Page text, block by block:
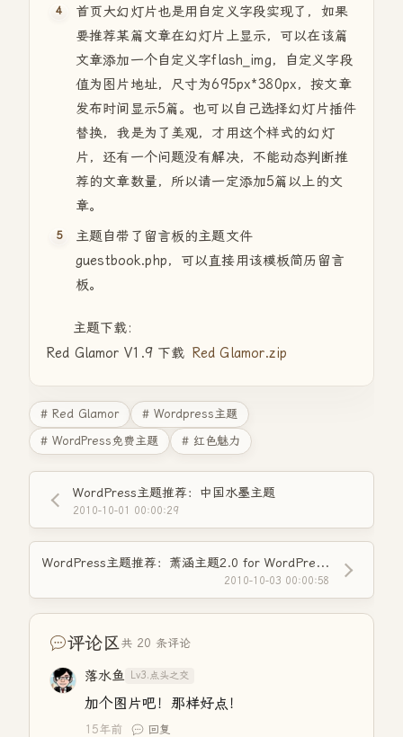
首页大幻灯片也是用自定义字段实现了，如果
要推荐某篇文章在幻灯片上显示，可以在该篇
文章添加一个自定义字flash_img，自定义字段
值为图片地址，尺寸为695px*380px，按文章
发布时间显示5篇。也可以自己选择幻灯片插件
替换，我是为了美观，才用这个样式的幻灯
片，还有一个问题没有解决，不能动态判断推
荐的文章数量，所以请一定添加5篇以上的文
章。
主题自带了留言板的主题文件
guestbook.php，可以直接用该模板简历留言
板。
主题下载:
Red Glamor V1.9 下载 Red Glamor.zip
# Red Glamor
# Wordpress主题
# WordPress免费主题
# 红色魅力
WordPress主题推荐：中国水墨主题
2010-10-01 00:00:29
WordPress主题推荐：萧涵主题2.0 for WordPress3.01
2010-10-03 00:00:58
评论区共 20 条评论
落水鱼 Lv3.点头之交
加个图片吧！那样好点！
15年前 回复